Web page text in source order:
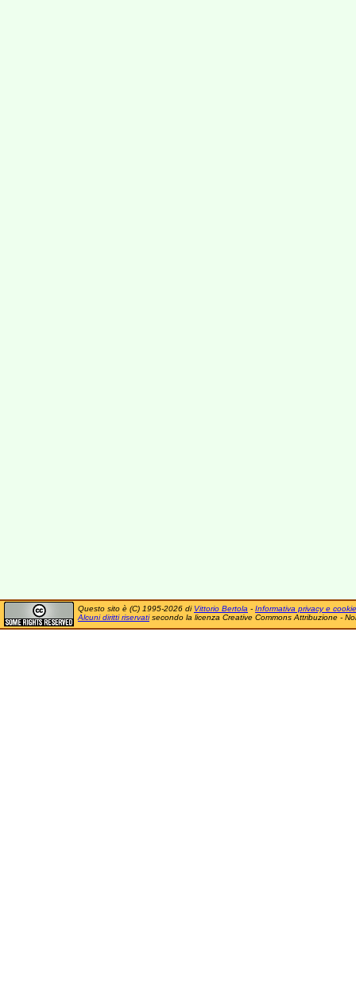
Questo sito è (C) 1995-2026 di Vittorio Bertola - Informativa privacy e cookie
Alcuni diritti riservatisecondo la licenza Creative Commons Attribuzione -